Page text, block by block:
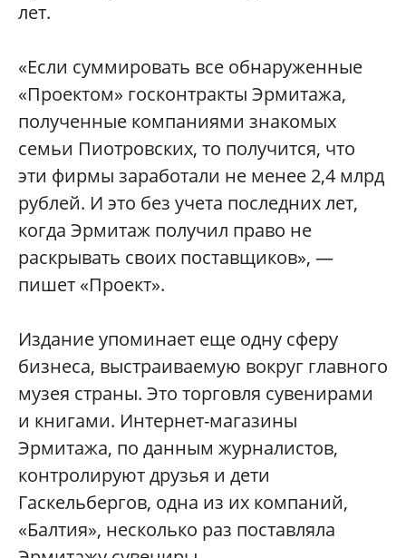
лет.
«Если суммировать все обнаруженные
«Проектом» госконтракты Эрмитажа,
полученные компаниями знакомых
семьи Пиотровских, то получится, что
эти фирмы заработали не менее 2,4 млрд
рублей. И это без учета последних лет,
когда Эрмитаж получил право не
раскрывать своих поставщиков», —
пишет «Проект».
Издание упоминает еще одну сферу
бизнеса, выстраиваемую вокруг главного
музея страны. Это торговля сувенирами
и книгами. Интернет-магазины
Эрмитажа, по данным журналистов,
контролируют друзья и дети
Гаскельбергов, одна из их компаний,
«Балтия», несколько раз поставляла